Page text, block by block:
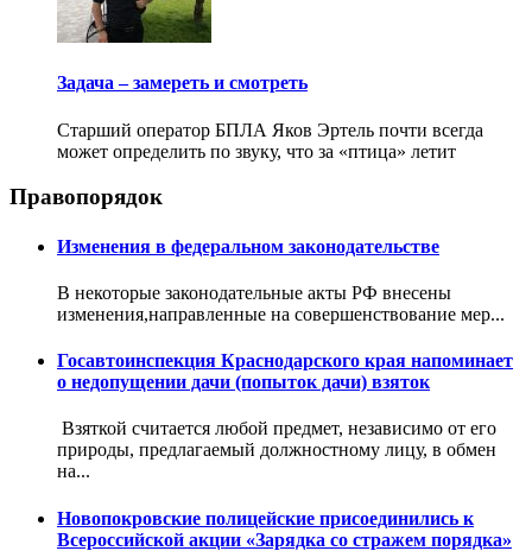
Задача – замереть и смотреть
Старший оператор БПЛА Яков Эртель почти всегда
может определить по звуку, что за «птица» летит
Правопорядок
Изменения в федеральном законодательстве
В некоторые законодательные акты РФ внесены
изменения,направленные на совершенствование мер...
Госавтоинспекция Краснодарского края напоминает
о недопущении дачи (попыток дачи) взяток
Взяткой считается любой предмет, независимо от его
природы, предлагаемый должностному лицу, в обмен
на...
Новопокровские полицейские присоединились к
Всероссийской акции «Зарядка со стражем порядка»